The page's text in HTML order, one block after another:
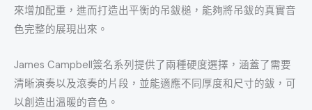
來增加配重，進而打造出平衡的吊鈸槌，能夠將吊鈸的真實音
色完整的展現出來。
James Campbell簽名系列提供了兩種硬度選擇，涵蓋了需要
清晰演奏以及滾奏的片段，並能適應不同厚度和尺寸的鈸，可
以創造出溫暖的音色。